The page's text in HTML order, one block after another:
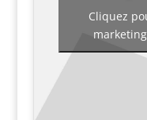
Cliquez